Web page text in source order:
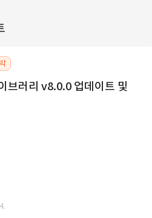
브러리 v8.0.0 업데이트 및